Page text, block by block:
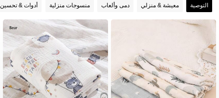
التوصية معيشة & منزلي دمى وألعاب منسوجات منزلية أدوات &